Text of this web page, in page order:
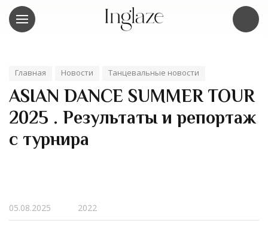
Главная Новости Танцевальные новости
ASIAN DANCE SUMMER TOUR
2025 . Результаты и репортаж
с турнира
05.08.2025 2022